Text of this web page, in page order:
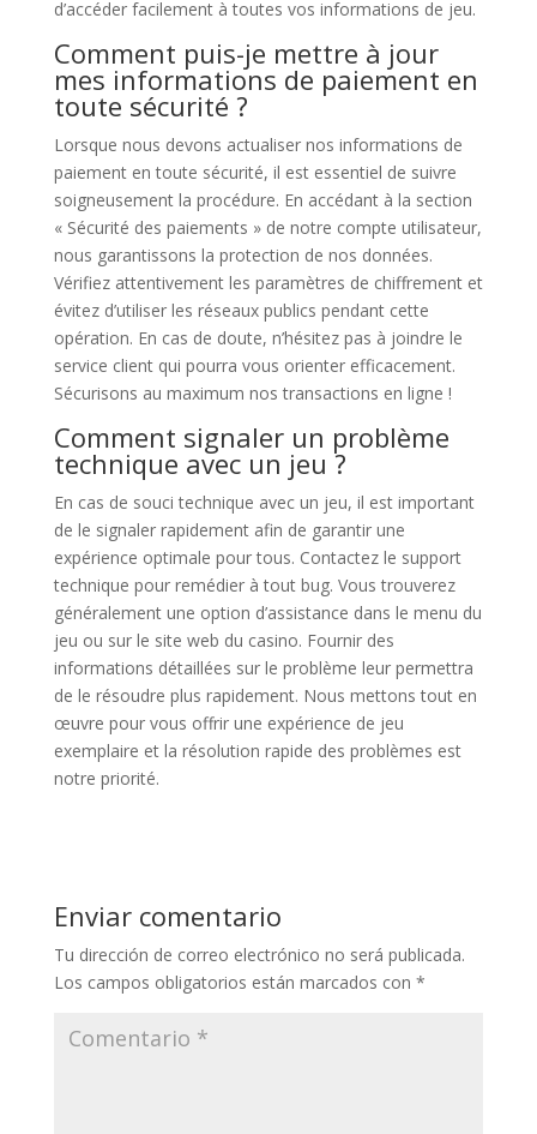
d’accéder facilement à toutes vos informations de jeu.
Comment puis-je mettre à jour
mes informations de paiement en
toute sécurité ?
Lorsque nous devons actualiser nos informations de
paiement en toute sécurité, il est essentiel de suivre
soigneusement la procédure. En accédant à la section
« Sécurité des paiements » de notre compte utilisateur,
nous garantissons la protection de nos données.
Vérifiez attentivement les paramètres de chiffrement et
évitez d’utiliser les réseaux publics pendant cette
opération. En cas de doute, n’hésitez pas à joindre le
service client qui pourra vous orienter efficacement.
Sécurisons au maximum nos transactions en ligne !
Comment signaler un problème
technique avec un jeu ?
En cas de souci technique avec un jeu, il est important
de le signaler rapidement afin de garantir une
expérience optimale pour tous. Contactez le support
technique pour remédier à tout bug. Vous trouverez
généralement une option d’assistance dans le menu du
jeu ou sur le site web du casino. Fournir des
informations détaillées sur le problème leur permettra
de le résoudre plus rapidement. Nous mettons tout en
œuvre pour vous offrir une expérience de jeu
exemplaire et la résolution rapide des problèmes est
notre priorité.
Enviar comentario
Tu dirección de correo electrónico no será publicada.
Los campos obligatorios están marcados con *